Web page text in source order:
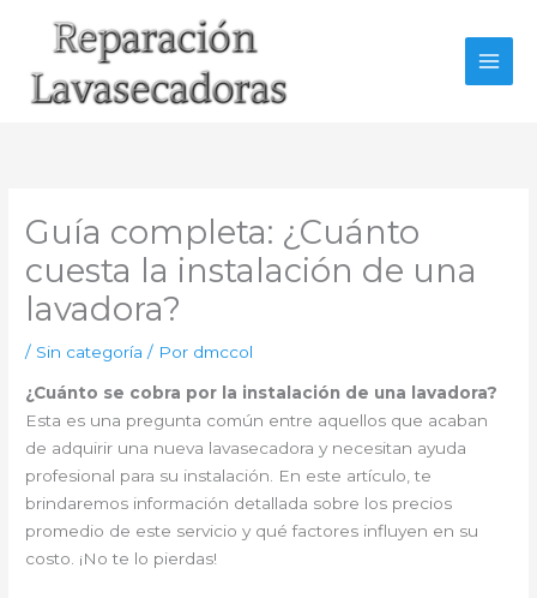
Guía completa: ¿Cuánto
cuesta la instalación de una
lavadora?
/ Sin categoría / Por dmccol
¿Cuánto se cobra por la instalación de una lavadora?
Esta es una pregunta común entre aquellos que acaban
de adquirir una nueva lavasecadora y necesitan ayuda
profesional para su instalación. En este artículo, te
brindaremos información detallada sobre los precios
promedio de este servicio y qué factores influyen en su
costo. ¡No te lo pierdas!